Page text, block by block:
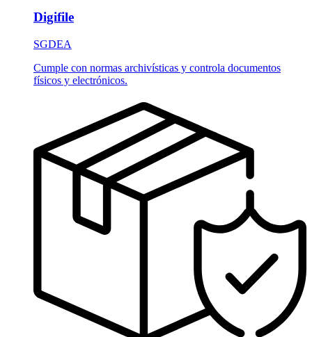
Digifile
SGDEA
Cumple con normas archivísticas y controla documentos
físicos y electrónicos.